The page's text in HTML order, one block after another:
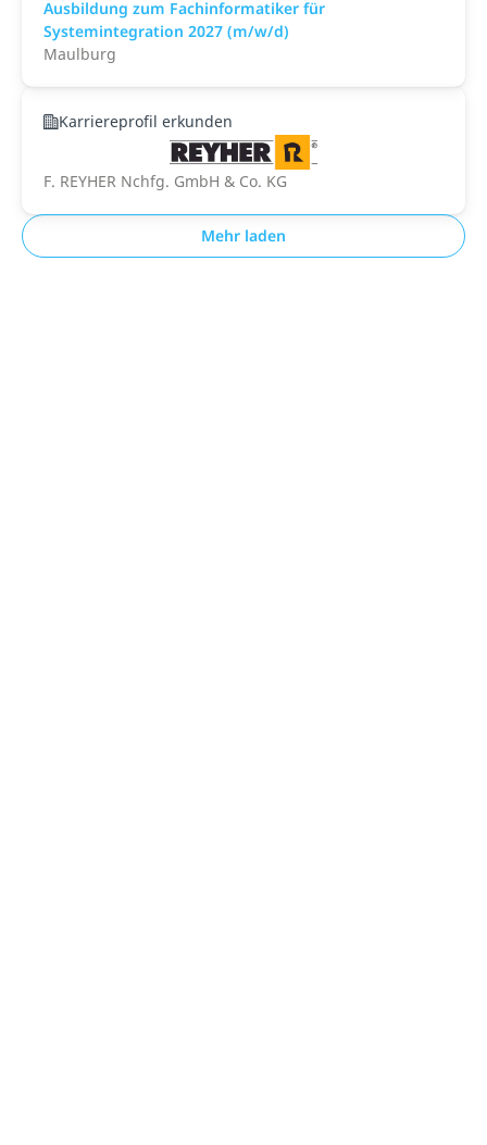
Ausbildung zum Fachinformatiker für
Systemintegration 2027 (m/w/d)
Maulburg
Karriereprofil erkunden
F. REYHER Nchfg. GmbH & Co. KG
Mehr laden